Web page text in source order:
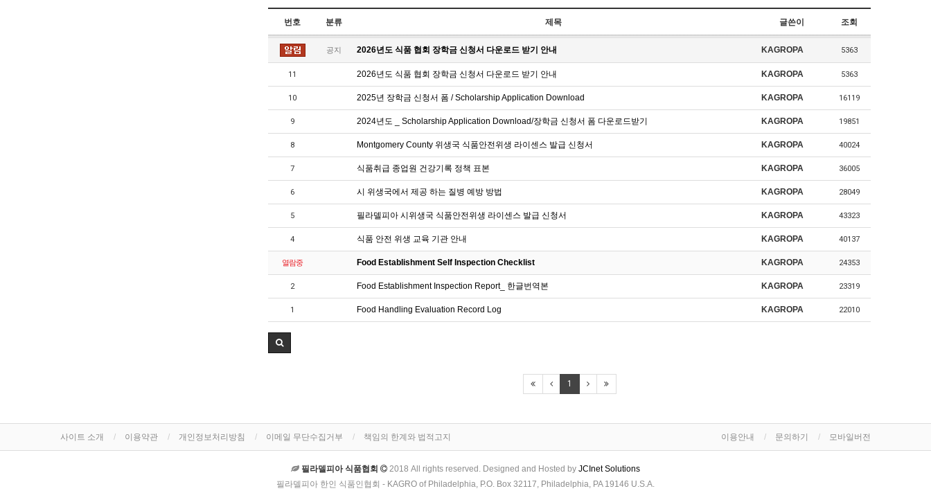
번호 분류 제목 글쓴이 조회
공지 2026년도 식품 협회 장학금 신청서 다운로드 받기 안내 KAGROPA 5363
11 2026년도 식품 협회 장학금 신청서 다운로드 받기 안내 KAGROPA 5363
10 2025년 장학금 신청서 폼 / Scholarship Application Download KAGROPA 16119
9 2024년도 _ Scholarship Application Download/장학금 신청서 폼 다운로드받기 KAGROPA 19851
8 Montgomery County 위생국 식품안전위생 라이센스 발급 신청서 KAGROPA 40024
7 식품취급 종업원 건강기록 정책 표본 KAGROPA 36005
6 시 위생국에서 제공 하는 질병 예방 방법 KAGROPA 28049
5 필라델피아 시위생국 식품안전위생 라이센스 발급 신청서 KAGROPA 43323
4 식품 안전 위생 교육 기관 안내 KAGROPA 40137
열람중 Food Establishment Self Inspection Checklist KAGROPA 24353
2 Food Establishment Inspection Report_ 한글번역본 KAGROPA 23319
1 Food Handling Evaluation Record Log KAGROPA 22010
1
사이트 소개 이용약관 개인정보처리방침 이메일 무단수집거부 책임의 한계와 법적고지 이용안내 문의하기 모바일버전
필라델피아 식품협회 2018 All rights reserved. Designed and Hosted by JCInet Solutions
필라델피아 한인 식품인협회 - KAGRO of Philadelphia, P.O. Box 32117, Philadelphia, PA 19146 U.S.A.